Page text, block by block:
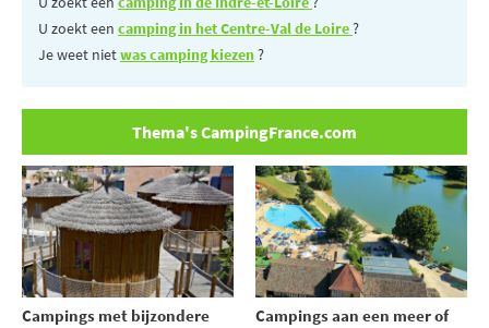
U zoekt een camping in het Centre-Val de Loire?
Je weet nietwas camping kiezen?
Thema's CampingFrance.com
Campings met bijzondere
Campings aan een meer of